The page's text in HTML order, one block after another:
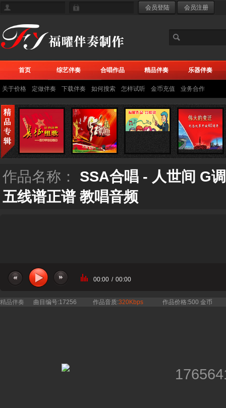
首页 综艺伴奏 合唱作品 精品伴奏 乐器伴奏
关于价格 定做伴奏 下载伴奏 如何搜索 怎样试听 金币充值 业务合作
作品名称： SSA合唱 - 人世间 G
五线谱正谱 教唱音频
00:00 / 00:00
精品伴奏 曲目编号:17256 作品音质:320Kbps 作品价格:500 金币